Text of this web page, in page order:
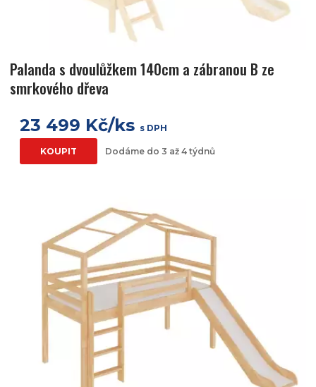
Palanda s dvoulůžkem 140cm a zábranou B ze
smrkového dřeva
23 499 Kč/ks s DPH
KOUPIT Dodáme do 3 až 4 týdnů